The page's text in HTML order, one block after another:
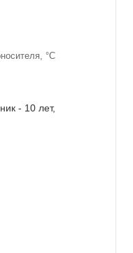
°С
- 10 лет,